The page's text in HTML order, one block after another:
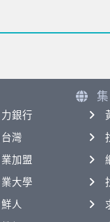
銀行
灣
加盟
大學
人